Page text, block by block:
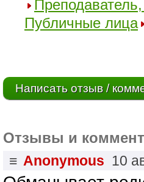
Преподаватель,
Публичные лица
Написать отзыв /
Отзывы и
≡ Anonymous 10